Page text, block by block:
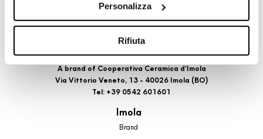
cookie di profilazione, selezionando uno dei bottoni sotto
riportati. Puoi avere maggiori dettagli visionando
l’Informativa estesa cookie. La chiusura del presente
banner comporterà il permanere dei soli cookie tecnici ed
analytics, per i quali non occorre il tuo consenso. Potrai
comunque modificare le tue scelte in qualsiasi momento,
accedendo al link presente nel footer.
Personalizza
Rifiuta
A brand of Cooperativa Ceramica d’Imola
Via Vittorio Veneto, 13 - 40026 Imola (BO)
Tel: +39 0542 601601
Imola
Brand